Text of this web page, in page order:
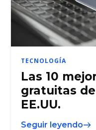
TECNOLOGÍA
Las 10
gratuitas
EE.UU.
Seguir leyendo